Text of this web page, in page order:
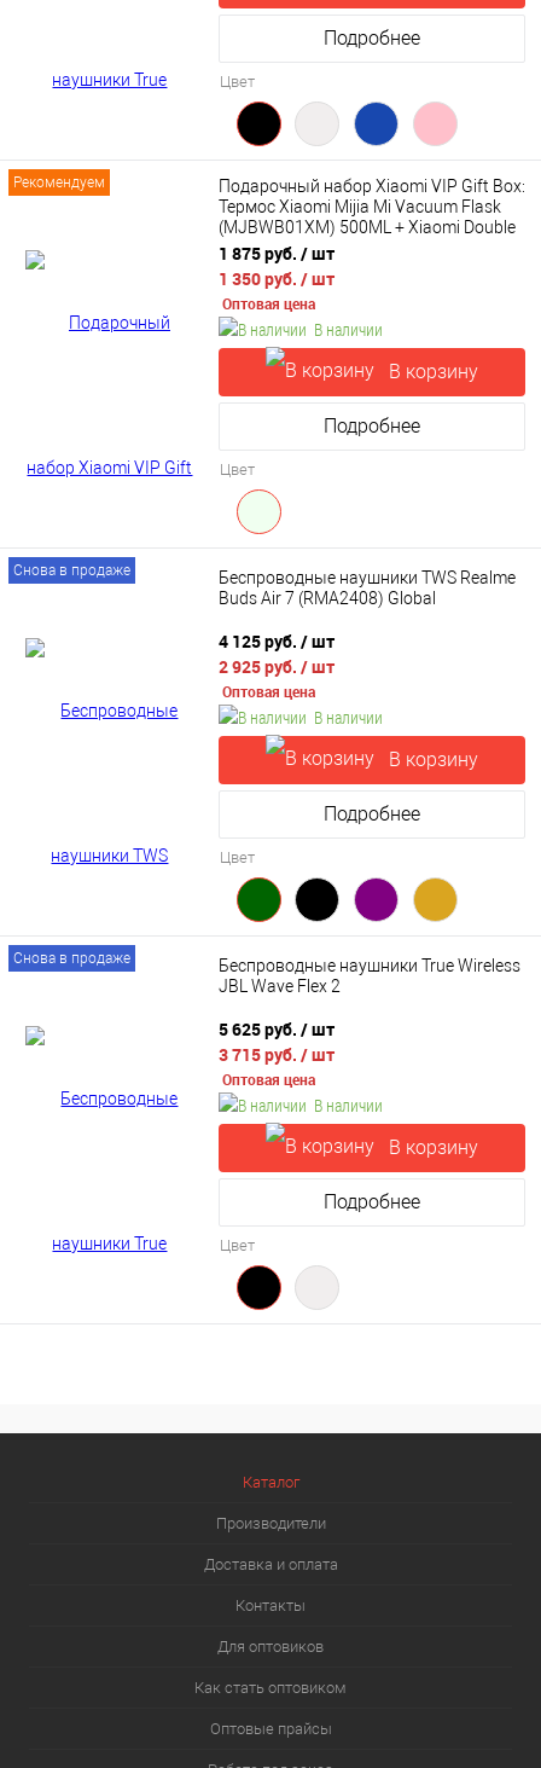
Подробнее
Цвет
Рекомендуем
Подарочный набор Xiaomi VIP Gift Box:
Термос Xiaomi Mijia Mi Vacuum Flask
(MJBWB01XM) 500ML + Xiaomi Double
Dynamic Earphone SDQEJ06WM
1 875 руб. / шт
1 350 руб. / шт
Оптовая цена
В наличии
В корзину
Подробнее
Цвет
Снова в продаже
Беспроводные наушники TWS Realme
Buds Air 7 (RMA2408) Global
4 125 руб. / шт
2 925 руб. / шт
Оптовая цена
В наличии
В корзину
Подробнее
Цвет
Снова в продаже
Беспроводные наушники True Wireless
JBL Wave Flex 2
5 625 руб. / шт
3 715 руб. / шт
Оптовая цена
В наличии
В корзину
Подробнее
Цвет
Каталог
Производители
Доставка и оплата
Контакты
Для оптовиков
Как стать оптовиком
Оптовые прайсы